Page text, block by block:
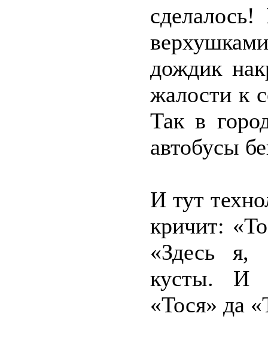
дождик
жалости к
Так в
автобусы
И тут
кричит:
«Здесь я,
кусты. И
«Тося» да